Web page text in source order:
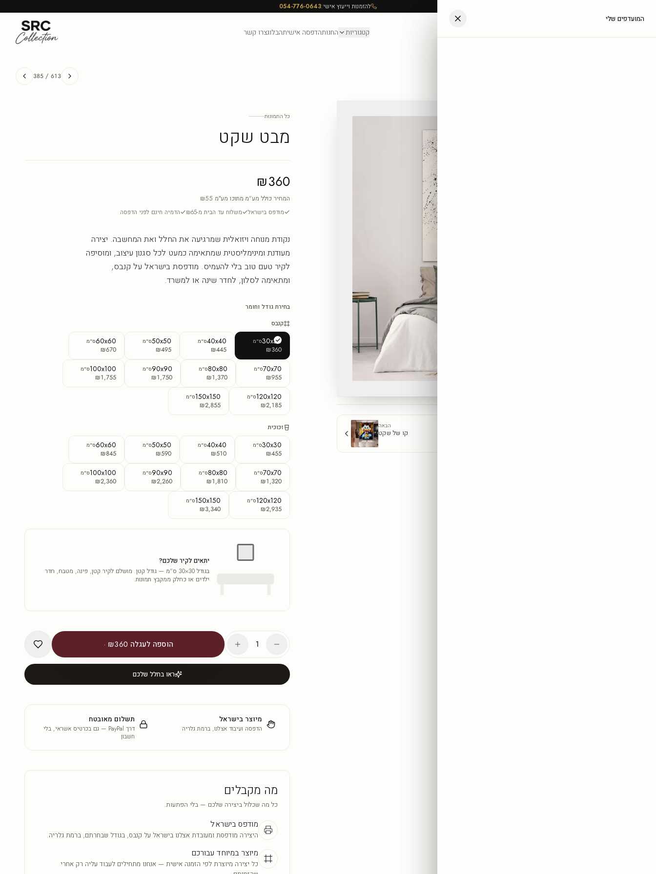
להזמנות וייעוץ אישי:054-776-0643
קטגוריות החנותהדפסה אישיתהבלוגצרו קשר
385 / 613
הבאה
קו של שקט
כל התמונות
מבט שקט
₪360
המחיר כולל מע"מ·מתוכו מע״מ ₪55
מודפס בישראל
משלוח עד הבית מ-₪65 הדמיה חינם לפני הדפסה
נקודת מנוחה ויזואלית שמרגיעה את החלל ואת המחשבה. יצירה
מעודנת ומינימליסטית שמתאימה כמעט לכל סגנון עיצוב, ומוסיפה
לקיר טעם טוב בלי להעמיס. מודפסת בישראל על קנבס,
ומתאימה לסלון, לחדר שינה או למשרד.
בחירת גודל וחומר
קנבס
30x30ס"מ
₪360
40x40ס"מ
₪445
50x50ס"מ
₪495
60x60ס"מ
₪670
70x70ס"מ
₪955
80x80ס"מ
₪1,370
90x90ס"מ
₪1,750
100x100ס"מ
₪1,755
120x120ס"מ
₪2,185
150x150ס"מ
₪2,855
זכוכית
30x30ס"מ
₪455
40x40ס"מ
₪510
50x50ס"מ
₪590
60x60ס"מ
₪845
70x70ס"מ
₪1,320
80x80ס"מ
₪1,810
90x90ס"מ
₪2,260
100x100ס"מ
₪2,360
120x120ס"מ
₪2,935
150x150ס"מ
₪3,340
יתאים לקיר שלכם?
בגודל 30×30 ס"מ — גודל קטן. מושלם לקיר קטן, פינה, מטבח, חדר
ילדים או כחלק ממקבץ תמונות.
1 הוספה לעגלה · ₪360
ראו בחלל שלכם
מיוצר בישראל
הדפסה ועיבוד אצלנו, ברמת גלריה
תשלום מאובטח
דרך PayPal — גם בכרטיס אשראי, בלי
חשבון
מה מקבלים
כל מה שכלול ביצירה שלכם — בלי הפתעות.
מודפס בישראל
היצירה מודפסת ומעובדת אצלנו בישראל על קנבס, בגודל שבחרתם, ברמת גלריה.
מיוצר במיוחד עבורכם
כל יצירה מיוצרת לפי הזמנה אישית — אנחנו מתחילים לעבוד עליה רק אחרי
העגלה שלך
המועדפים שלי